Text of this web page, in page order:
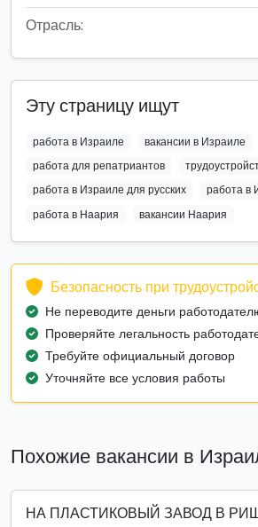
Отрасль:
Эту страницу ищут
работа в Израиле
вакансии в Израиле
работа для репатриантов
работа в Израиле для русских
работа в
работа в Наария
вакансии Наария
Безопасность при
Не переводите деньги
Проверяйте легальность
Требуйте официальный договор
Уточняйте все условия работы
Похожие вакансии в
НА ПЛАСТИКОВЫЙ ЗАВОД В